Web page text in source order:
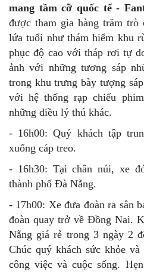
mang tầm cỡ quốc tế -
được tham gia hàng trăm
lứa tuổi như thám hiểm khu
phục độ cao với tháp rơi tự
ảnh với những tương sáp
trong khu trưng bày tượng
với hệ thống rạp chiếu
những điều lý thú khác.
- 16h00: Quý khách tập
xuống cáp treo.
- 16h30: Tại chân núi, xe
thành phố Đà Nẵng.
- 17h00: Xe đưa đoàn ra sân
đoàn quay trở về Đồng Nai.
Nẵng giá rẻ trong 3 ngày 2
Chúc quý khách sức khỏe
công việc và cuộc sống.